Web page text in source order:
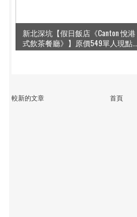
新北深坑【假日飯店《Canton 悅港
式飲茶餐廳》】原價549單人現點...
較新的文章 首頁